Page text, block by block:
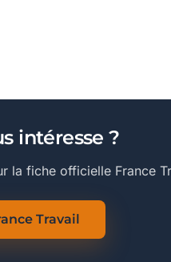
intéresse ?
la fiche officielle France
Travail